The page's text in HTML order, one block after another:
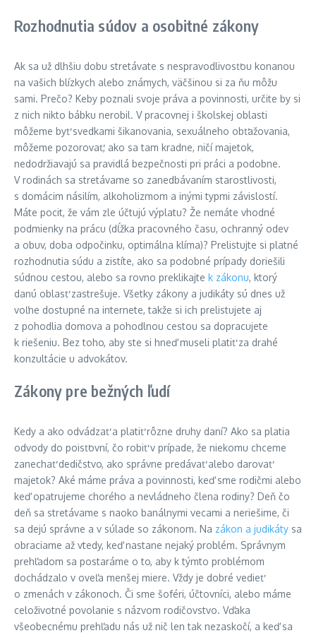
Rozhodnutia súdov a osobitné zákony
Ak sa už dlhšiu dobu stretávate s nespravodlivosťou konanou
na vašich blízkych alebo známych, väčšinou si za ňu môžu
sami. Prečo? Keby poznali svoje práva a povinnosti, určite by si
z nich nikto bábku nerobil. V pracovnej i školskej oblasti
môžeme byť svedkami šikanovania, sexuálneho obťažovania,
môžeme pozorovať, ako sa tam kradne, ničí majetok,
nedodržiavajú sa pravidlá bezpečnosti pri práci a podobne.
V rodinách sa stretávame so zanedbávaním starostlivosti,
s domácim násilím, alkoholizmom a inými typmi závislostí.
Máte pocit, že vám zle účtujú výplatu? Že nemáte vhodné
podmienky na prácu (dĺžka pracovného času, ochranný odev
a obuv, doba odpočinku, optimálna klíma)? Prelistujte si platné
rozhodnutia súdu a zistíte, ako sa podobné prípady doriešili
súdnou cestou, alebo sa rovno preklikajte k zákonu, ktorý
danú oblasť zastrešuje. Všetky zákony a judikáty sú dnes už
voľne dostupné na internete, takže si ich prelistujete aj
z pohodlia domova a pohodlnou cestou sa dopracujete
k riešeniu. Bez toho, aby ste si hneď museli platiť za drahé
konzultácie u advokátov.
Zákony pre bežných ľudí
Kedy a ako odvádzať a platiť rôzne druhy daní? Ako sa platia
odvody do poisťovní, čo robiť v prípade, že niekomu chceme
zanechať dedičstvo, ako správne predávať alebo darovať
majetok? Aké máme práva a povinnosti, keď sme rodičmi alebo
keď opatrujeme chorého a nevládneho člena rodiny? Deň čo
deň sa stretávame s naoko banálnymi vecami a neriešime, či
sa dejú správne a v súlade so zákonom. Na zákon a judikáty sa
obraciame až vtedy, keď nastane nejaký problém. Správnym
prehľadom sa postaráme o to, aby k týmto problémom
dochádzalo v oveľa menšej miere. Vždy je dobré vedieť
o zmenách v zákonoch. Či sme šoféri, účtovníci, alebo máme
celoživotné povolanie s názvom rodičovstvo. Vďaka
všeobecnému prehľadu nás už nič len tak nezaskočí, a keď sa